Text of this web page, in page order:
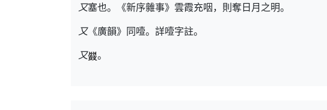
又塞也。《新序雜事》雲霞充咽，則奪日月之明。
又《廣韻》同噎。詳噎字註。
又
。